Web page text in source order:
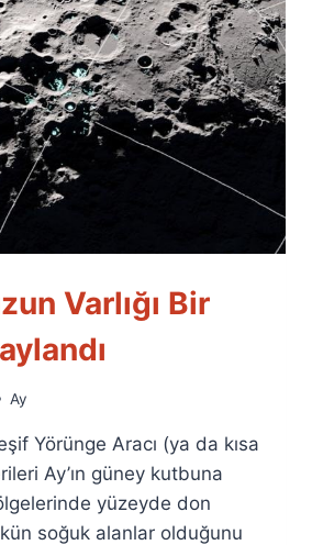
Varlığı Bir
Ay
Yörünge Aracı (ya da kısa
Ay’ın güney kutbuna
yüzeyde don
soğuk alanlar olduğunu